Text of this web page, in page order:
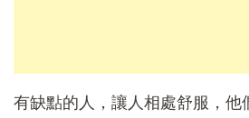
有缺點的人，讓人相處舒服，他